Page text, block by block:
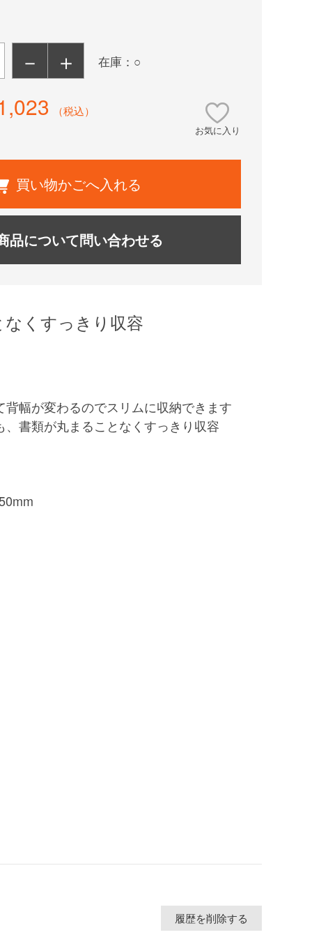
－ ＋ 在庫：○
（税込）
お気に入り
買い物かごへ入れる
品について問い合わせる
くすっきり収容
幅が変わるのでスリムに収納できます
書類が丸まることなくすっきり収容
履歴を削除する